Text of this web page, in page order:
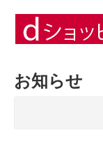
お知らせ